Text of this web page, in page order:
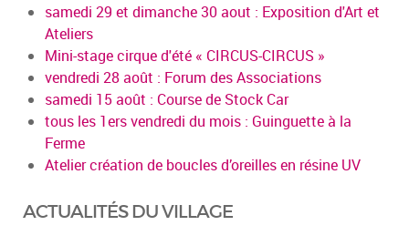
samedi 29 et dimanche 30 aout : Exposition d'Art et
Ateliers
Mini-stage cirque d'été « CIRCUS-CIRCUS »
vendredi 28 août : Forum des Associations
samedi 15 août : Course de Stock Car
tous les 1ers vendredi du mois : Guinguette à la
Ferme
Atelier création de boucles d’oreilles en résine UV
ACTUALITÉS DU VILLAGE